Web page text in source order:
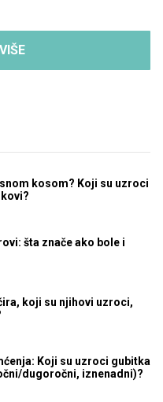
kosom? Koji su uzroci
šta znače ako bole i
koji su njihovi uzroci,
Koji su uzroci gubitka
dugoročni, iznenadni)?